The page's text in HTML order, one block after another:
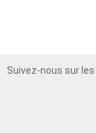
Suivez-nous sur